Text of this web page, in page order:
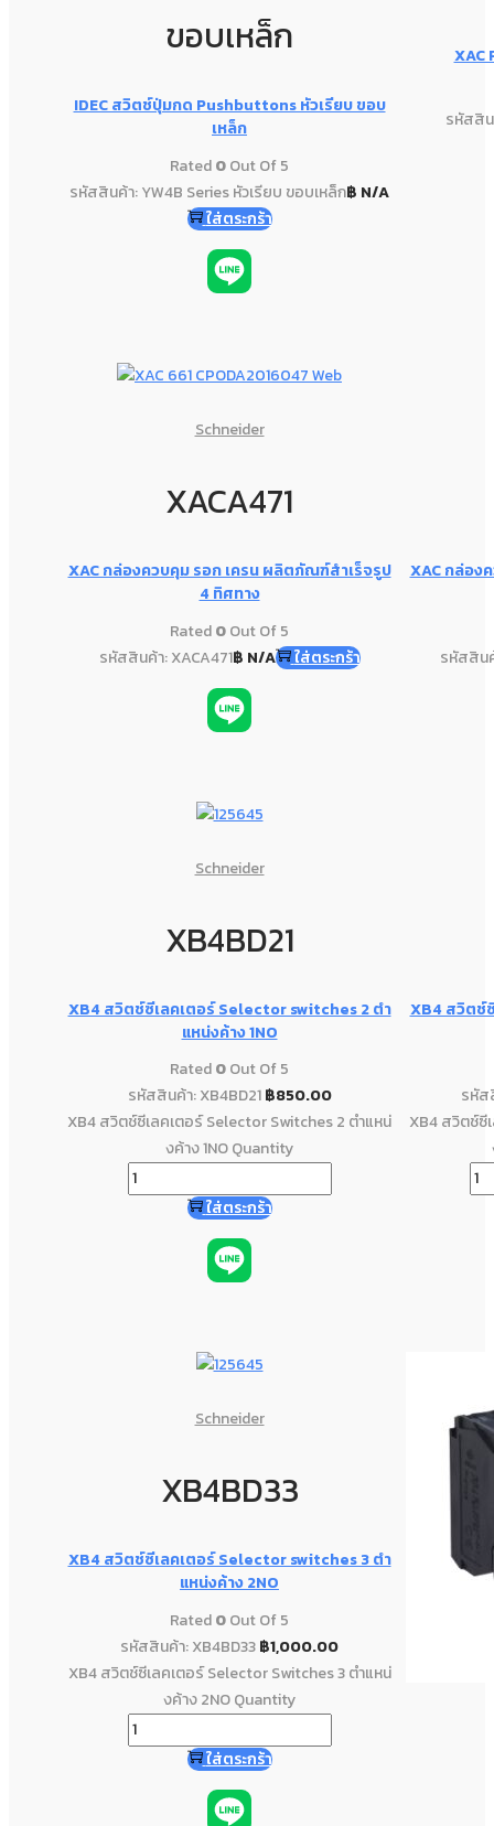
ขอบเหล็ก
IDEC สวิตช์ปุ่มกด Pushbuttons หัวเรียบ ขอบ
เหล็ก
Rated0Out Of 5
รหัสสินค้า: YW4B Series หัวเรียบ ขอบเหล็ก฿ N/A
ใส่ตระกร้า
รหัสสิน
Schneider
XACA471
XAC กล่องควบคุม รอก เครน ผลิตภัณฑ์สำเร็จรูป
4 ทิศทาง
Rated0Out Of 5
รหัสสินค้า: XACA471฿ N/A ใส่ตระกร้า
XAC กล่อง
รหัสสิน
Schneider
XB4BD21
XB4 สวิตช์ซีเลคเตอร์ Selector switches 2 ตํา
แหน่งค้าง 1NO
Rated0Out Of 5
รหัสสินค้า: XB4BD21 ฿850.00
XB4 สวิตช์ซีเลคเตอร์ Selector Switches 2 ตําแหน่
งค้าง 1NO Quantity
ใส่ตระกร้า
XB4 สวิตช์
รหัส
XB4 สวิตช์ซี
Schneider
XB4BD33
XB4 สวิตช์ซีเลคเตอร์ Selector switches 3 ตํา
แหน่งค้าง 2NO
Rated0Out Of 5
รหัสสินค้า: XB4BD33฿1,000.00
XB4 สวิตช์ซีเลคเตอร์ Selector Switches 3 ตําแหน่
งค้าง 2NO Quantity
ใส่ตระกร้า